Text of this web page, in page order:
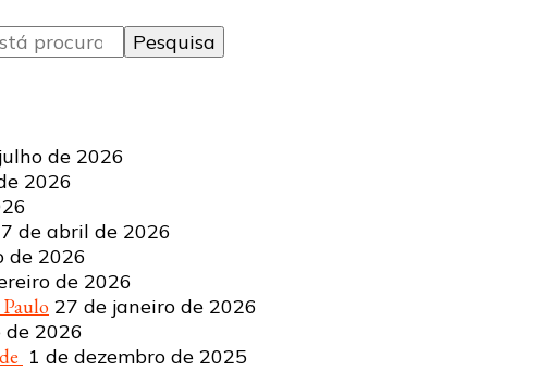
de 2026
2026
de abril de 2026
de 2026
de 2026
27 de janeiro de 2026
de 2026
1 de dezembro de 2025